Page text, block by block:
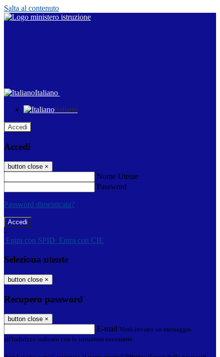
Salta al contenuto
Italiano
Italiano
Accedi
Accedi
button close ×
Nome Utente
Password
Password dimenticata?
-
Entra con SPID Entra con CIE
Seleziona utente
button close ×
Recupero password
button close ×
E-mail Verrà inviato un messaggio
all'indirizzo indicato con le istruzioni necessarie.